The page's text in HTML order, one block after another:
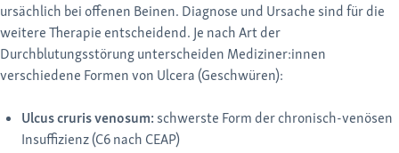
ursächlich bei offenen Beinen. Diagnose und Ursache sind für die
weitere Therapie entscheidend. Je nach Art der
Durchblutungsstörung unterscheiden Mediziner:innen
verschiedene Formen von Ulcera (Geschwüren):
Ulcus cruris venosum: schwerste Form der chronisch-venösen
Insuffizienz (C6 nach CEAP)